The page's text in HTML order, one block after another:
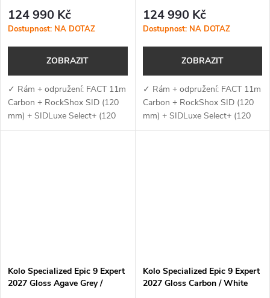
124 990 Kč
Dostupnost: NA DOTAZ
ZOBRAZIT
✓ Rám + odpružení: FACT 11m
Carbon + RockShox SID (120
mm) + SIDLuxe Select+ (120
mm) — lehký karbonový rám s
124 990 Kč
Dostupnost: NA DOTAZ
ZOBRAZIT
✓ Rám + odpružení: FACT 11m
Carbon + RockShox SID (120
mm) + SIDLuxe Select+ (120
mm) — lehký karbonový rám s
Kolo Specialized Epic 9 Expert
2027 Gloss Agave Grey /
Kolo Specialized Epic 9 Expert
2027 Gloss Carbon / White